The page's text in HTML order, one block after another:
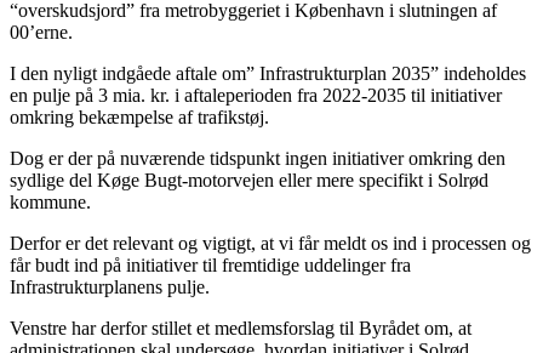
“overskudsjord” fra metrobyggeriet i København i slutningen af
00’erne.
I den nyligt indgåede aftale om” Infrastrukturplan 2035” indeholdes
en pulje på 3 mia. kr. i aftaleperioden fra 2022-2035 til initiativer
omkring bekæmpelse af trafikstøj.
Dog er der på nuværende tidspunkt ingen initiativer omkring den
sydlige del Køge Bugt-motorvejen eller mere specifikt i Solrød
kommune.
Derfor er det relevant og vigtigt, at vi får meldt os ind i processen og
får budt ind på initiativer til fremtidige uddelinger fra
Infrastrukturplanens pulje.
Venstre har derfor stillet et medlemsforslag til Byrådet om, at